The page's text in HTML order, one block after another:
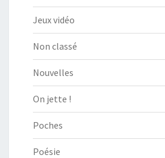
Jeux vidéo
Non classé
Nouvelles
On jette !
Poches
Poésie